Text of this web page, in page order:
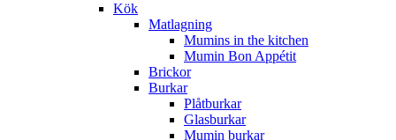
Kök
Matlagning
Mumins in the kitchen
Mumin Bon Appétit
Brickor
Burkar
Plåtburkar
Glasburkar
Mumin burkar